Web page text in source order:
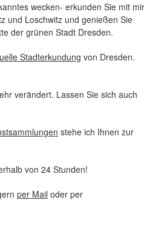
wecken- erkunden Sie mit mir
und Loschwitz und genießen Sie
der grünen Stadt Dresden.
Stadterkundung von Dresden.
verändert. Lassen Sie sich auch
stehe ich Ihnen zur
von 24 Stunden!
per Mail oder per